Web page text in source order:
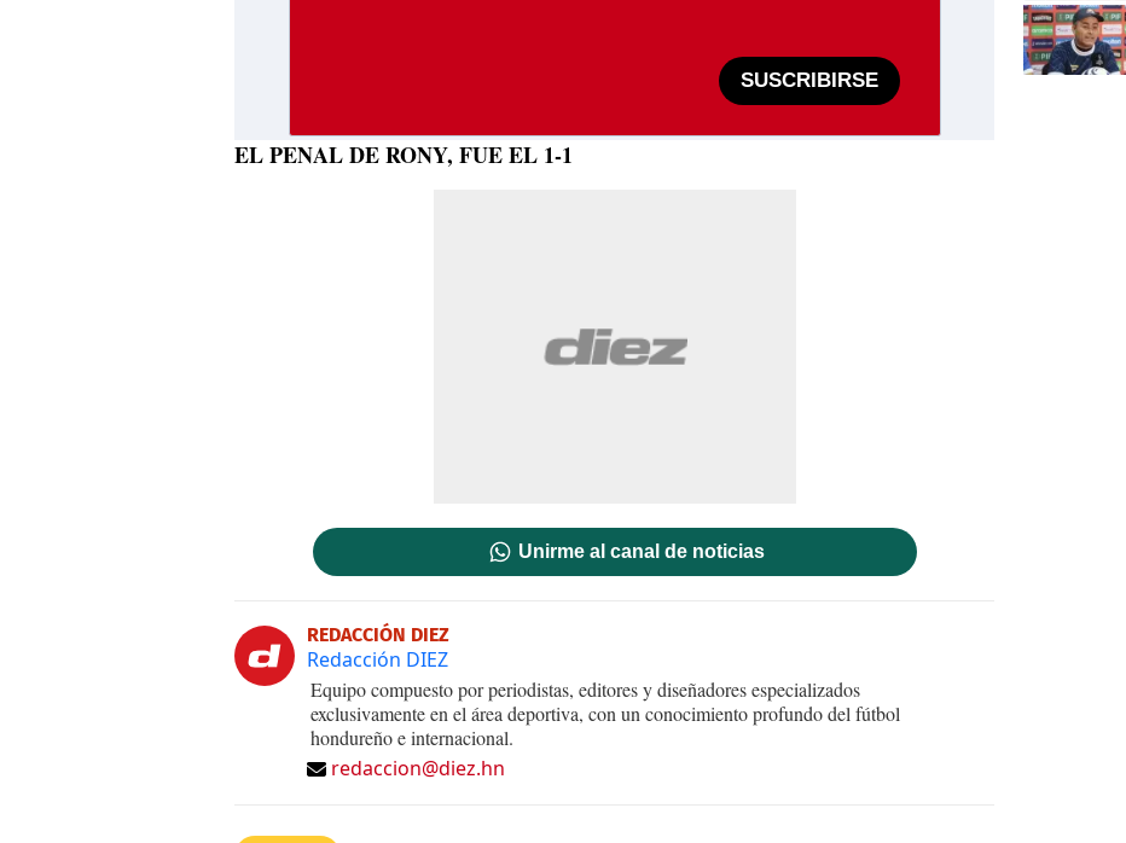
SUSCRIBIRSE
EL PENAL DE RONY, FUE EL 1-1
Unirme al canal de noticias
REDACCIÓN DIEZ
Redacción DIEZ
Equipo compuesto por periodistas, editores y diseñadores especializados
exclusivamente en el área deportiva, con un conocimiento profundo del fútbol
hondureño e internacional.
redaccion@diez.hn